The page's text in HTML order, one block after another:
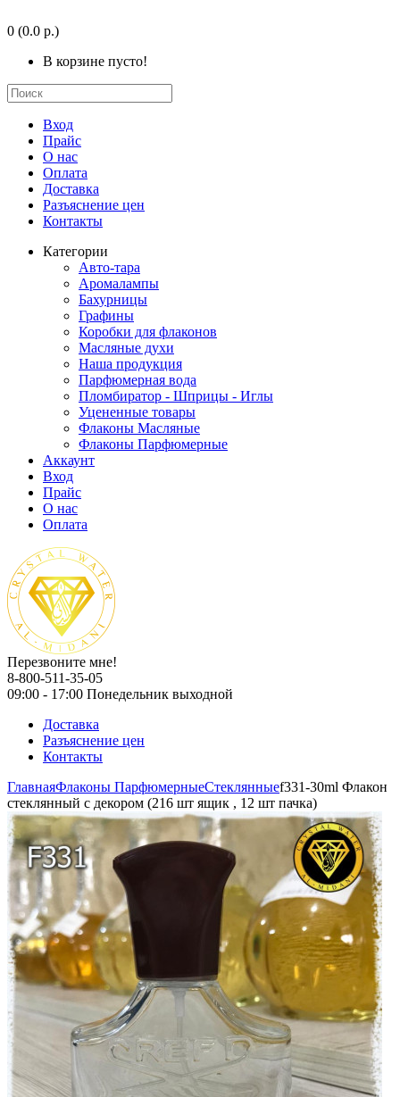
0 (0.0 р.)
В корзине пусто!
Вход
Прайс
О нас
Оплата
Доставка
Разъяснение цен
Контакты
Категории
Авто-тара
Аромалампы
Бахурницы
Графины
Коробки для флаконов
Масляные духи
Наша продукция
Парфюмерная вода
Пломбиратор - Шприцы - Иглы
Уцененные товары
Флаконы Масляные
Флаконы Парфюмерные
Аккаунт
Вход
Прайс
О нас
Оплата
Перезвоните мне!
8-800-511-35-05
09:00 - 17:00 Понедельник выходной
Доставка
Разъяснение цен
Контакты
ГлавнаяФлаконы ПарфюмерныеСтеклянныеf331-30ml Флакон
стеклянный с декором (216 шт ящик , 12 шт пачка)